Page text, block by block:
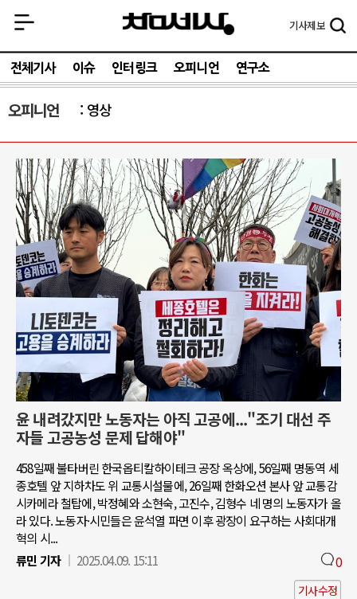
기사제보
전체기사 이슈 인터링크 오피니언 연구소
오피니언 영상
윤 내려갔지만 노동자는 아직 고공에..."조기 대선 주
자들 고공농성 문제 답해야"
458일째 불타버린 한국옵티칼하이테크 공장 옥상에, 56일째 명동역 세
종호텔 앞 지하차도 위 교통시설물에, 26일째 한화오션 본사 앞 교통감
시카메라 철탑에, 박정혜와 소현숙, 고진수, 김형수 네 명의 노동자가 올
라 있다. 노동자·시민들은 윤석열 파면 이후 광장이 요구하는 사회대개
혁의 시...
류민 기자
2025.04.09. 15:11 0
기사수정